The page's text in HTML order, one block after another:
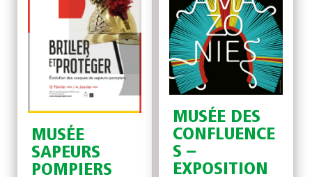
MUSÉE
SAPEURS
POMPIERS
MUSÉE DES
CONFLUENCE
S –
EXPOSITION